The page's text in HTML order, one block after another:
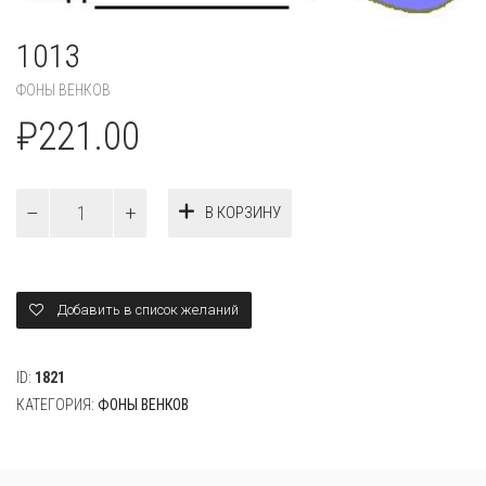
1013
ФОНЫ ВЕНКОВ
₽221.00
В КОРЗИНУ
Добавить в список желаний
ID: 1821
КАТЕГОРИЯ: ФОНЫ ВЕНКОВ